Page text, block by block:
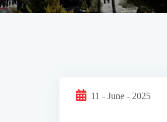
11 - June - 2025